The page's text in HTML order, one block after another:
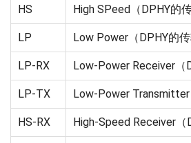
HS High SPeed（DPHY的
LP Low Power（DPHY的传
LP-RX Low-Power Receiver（
LP-TX Low-Power Transmitter
HS-RX High-Speed Receiver（